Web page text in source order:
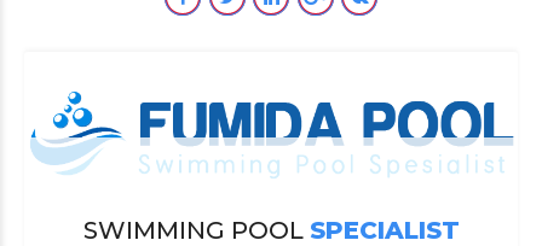
SWIMMING POOL SPECIALIST